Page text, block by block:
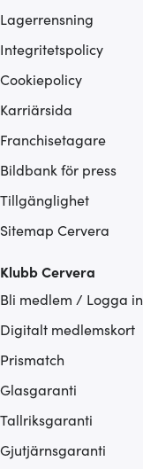
Lagerrensning
Integritetspolicy
Cookiepolicy
Karriärsida
Franchisetagare
Bildbank för press
Tillgänglighet
Sitemap Cervera
Klubb Cervera
Bli medlem / Logga in
Digitalt medlemskort
Prismatch
Glasgaranti
Tallriksgaranti
Gjutjärnsgaranti